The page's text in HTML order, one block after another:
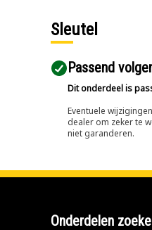
Sleutel
Passend
Dit onderdeel is
Eventuele
dealer om zeker te
niet garanderen.
Onderdelen